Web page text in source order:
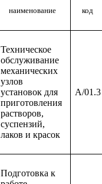
наименование код
Техническое
обслуживание
механических
узлов
установок для
приготовления
растворов,
суспензий,
лаков и красок
A/01.3
Подготовка к